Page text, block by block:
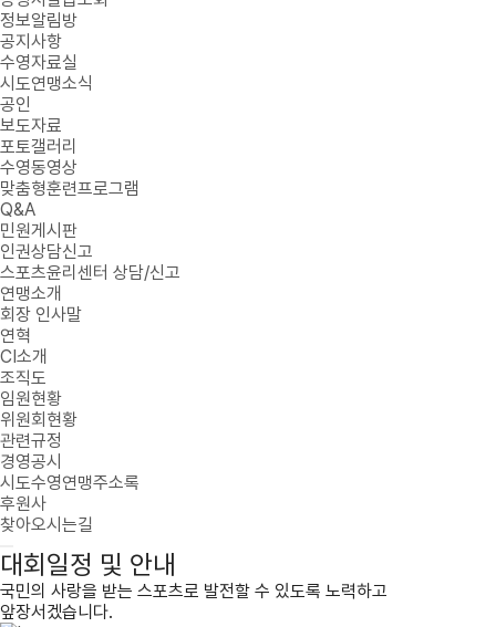
정보알림방
공지사항
수영자료실
시도연맹소식
공인
보도자료
포토갤러리
수영동영상
맞춤형훈련프로그램
Q&A
민원게시판
인권상담신고
스포츠윤리센터 상담/신고
연맹소개
회장 인사말
연혁
CI소개
조직도
임원현황
위원회현황
관련규정
경영공시
시도수영연맹주소록
후원사
찾아오시는길
대회일정 및 안내
국민의 사랑을 받는 스포츠로 발전할 수 있도록 노력하고
앞장서겠습니다.